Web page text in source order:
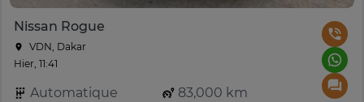
Nissan Rogue
VDN, Dakar
Hier, 11:41
Automatique
83,000 km